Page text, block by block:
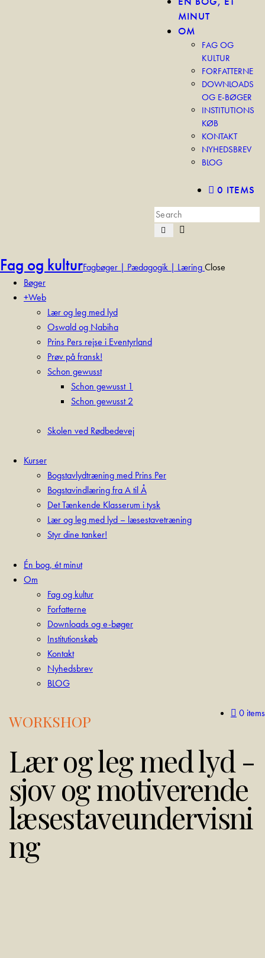
MINUT
OM
FAG OG
KULTUR
FORFATTERNE
DOWNLOADS
OG E-BØGER
INSTITUTIONS
KØB
KONTAKT
NYHEDSBREV
BLOG
0 ITEMS
Fag og kulturFagbøger | Pædagogik | LæringClose
Bøger
+Web
Lær og leg med lyd
Oswald og Nabiha
Prins Pers rejse i Eventyrland
Prøv på fransk!
Schon gewusst
Schon gewusst 1
Schon gewusst 2
Skolen ved Rødbedevej
Kurser
Bogstavlydtræning med Prins Per
Bogstavindlæring fra A til Å
Det Tænkende Klasserum i tysk
Lær og leg med lyd – læsestavetræning
Styr dine tanker!
Én bog, ét minut
Om
Fag og kultur
Forfatterne
Downloads og e-bøger
Institutionskøb
Kontakt
Nyhedsbrev
BLOG
0 items
WORKSHOP
Lær og leg med lyd -
sjov og motiverende
læsestaveundervisni
ng